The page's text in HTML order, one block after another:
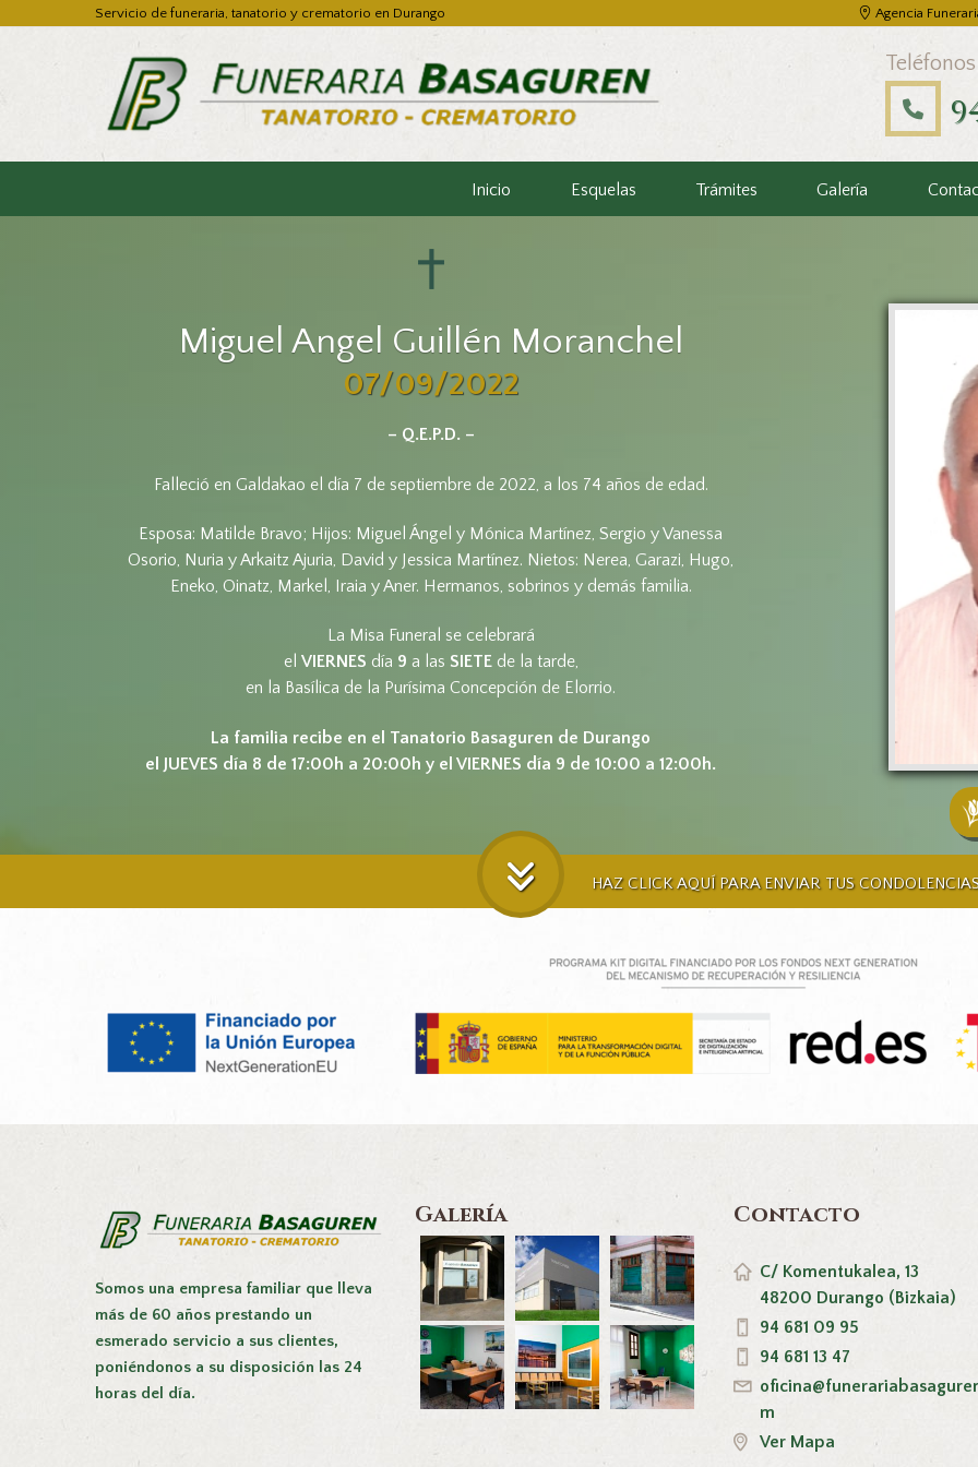
Servicio de funeraria, tanatorio y crematorio en Durango Agencia
Inicio Esquelas Trámites Galería
Miguel Angel Guillén Moranchel
07/09/2022
– Q.E.P.D. –
Falleció en Galdakao el día 7 de septiembre de 2022, a los 74 años de edad.
Esposa: Matilde Bravo; Hijos: Miguel Ángel y Mónica Martínez, Sergio y Vanessa
Osorio, Nuria y Arkaitz Ajuria, David y Jessica Martínez. Nietos: Nerea, Garazi, Hugo,
Eneko, Oinatz, Markel, Iraia y Aner. Hermanos, sobrinos y demás familia.
La Misa Funeral se celebrará
el VIERNES día 9 a las SIETE de la tarde,
en la Basílica de la Purísima Concepción de Elorrio.
La familia recibe en el Tanatorio Basaguren de Durango
el JUEVES día 8 de 17:00h a 20:00h y el VIERNES día 9 de 10:00 a 12:00h.
HAZ CLICK AQUÍ PARA ENVIAR TUS
Somos una empresa familiar que lleva
más de 60 años prestando un
esmerado servicio a sus clientes,
poniéndonos a su disposición las 24
horas del día.
Galería Contacto
C/ Komentukalea, 13
48200 Durango (Bizkaia)
94 681 09 95
94 681 13 47
m
Ver Mapa